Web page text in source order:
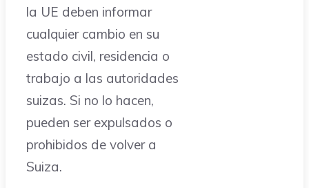
la UE deben informar
cualquier cambio en su
estado civil, residencia o
trabajo a las autoridades
suizas. Si no lo hacen,
pueden ser expulsados o
prohibidos de volver a
Suiza.